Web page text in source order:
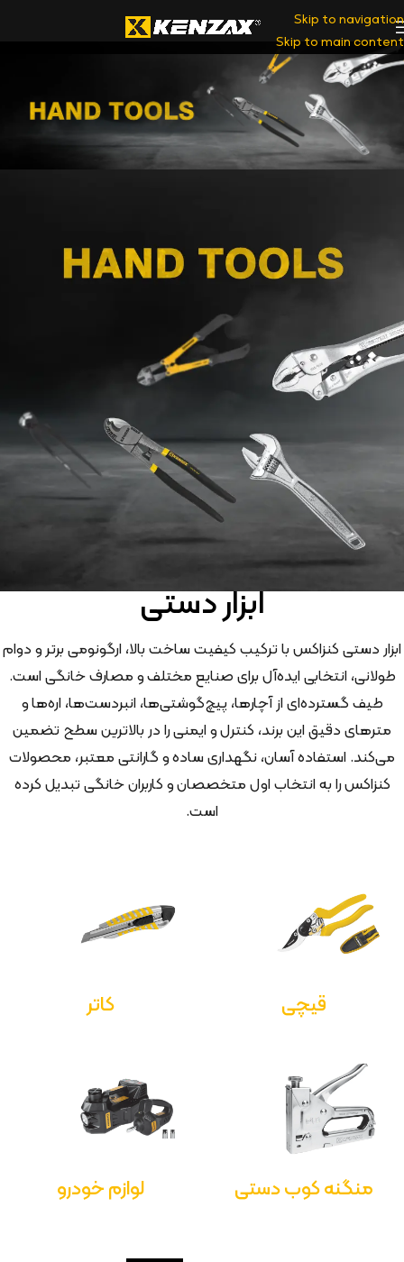
Skip to navigation
Skip to main content
ابزار دستی
ابزار دستی کنزاکس با ترکیب کیفیت ساخت بالا، ارگونومی برتر و دوام
طولانی، انتخابی ایده‌آل برای صنایع مختلف و مصارف خانگی است.
طیف گسترده‌ای از آچارها، پیچ‌گوشتی‌ها، انبردست‌ها، اره‌ها و
مترهای دقیق این برند، کنترل و ایمنی را در بالاترین سطح تضمین
می‌کند. استفاده آسان، نگهداری ساده و گارانتی معتبر، محصولات
کنزاکس را به انتخاب اول متخصصان و کاربران خانگی تبدیل کرده
است.
قیچی کاتر
منگنه کوب دستی لوازم خودرو